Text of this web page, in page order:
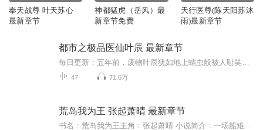
奉天战尊 叶天苏心
最新章节
神都猛虎（岳风）最
新章节免费
天行医尊(陈天阳苏沐
雨)最新章节
都市之极品医仙叶辰 最新章节
47 71.6万
荒岛我为王 张起萧晴 最新章节